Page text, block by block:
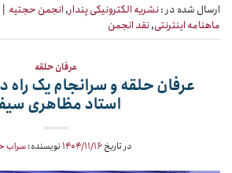
ارسال شده در :نشریه الکترونیکی پندار, انجمن حجتیه |
ماهنامه اینترنتی,نقد انجمن
عرفان حلقه
عرفان حلقه و سرانجام یک راه
استاد مظاهری
در تاریخ۱۴۰۴/۱۱/۱۶ نویسنده:سراب